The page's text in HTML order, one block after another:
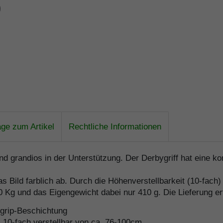
zum Artikel Rechtliche Informationen
grandios in der Unterstützung. Der Derbygriff hat eine
Bild farblich ab. Durch die Höhenverstellbarkeit (10-
und das Eigengewicht dabei nur 410 g. Die Lieferung
Beschichtung